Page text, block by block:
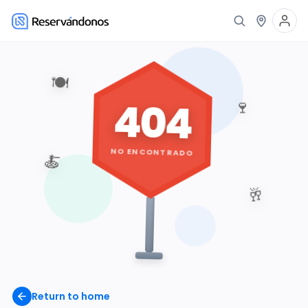
Return to home
🍽️
🍷
🥂
🍝
404
NO ENCONTRADO